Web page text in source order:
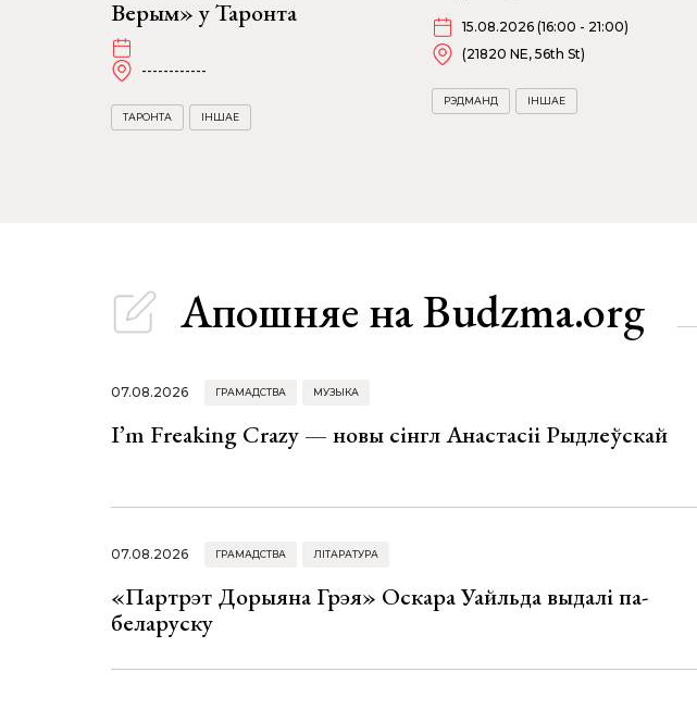
Верым» у Таронта
------------
ТАРОНТА ІНШАЕ
15.08.2026 (16:00 - 21:00)
(21820 NE, 56th St)
РЭДМАНД ІНШАЕ
Апошняе на Budzma.org
07.08.2026 ГРАМАДСТВА МУЗЫКА
I’m Freaking Crazy — новы сінгл Анастасіі Рыдлеўскай
07.08.2026 ГРАМАДСТВА ЛІТАРАТУРА
«Партрэт Дорыяна Грэя» Оскара Уайльда выдалі па-
беларуску